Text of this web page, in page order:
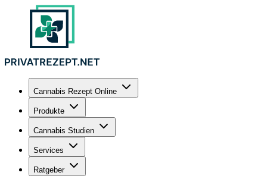
Cannabis Rezept Online
Produkte
Cannabis Studien
Services
Ratgeber